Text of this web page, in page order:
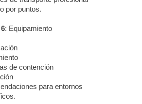
por puntos.
: Equipamiento
de contención
para entornos